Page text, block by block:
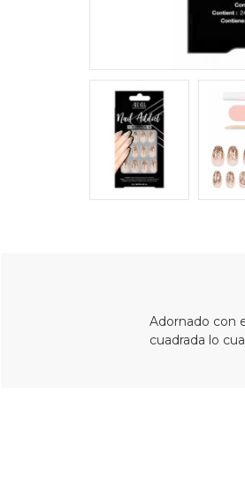
Adornado con
cuadrada lo